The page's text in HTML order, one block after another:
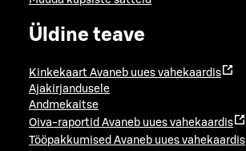
Üldine teave
Kinkekaart Avaneb uues vahekaardis
Ajakirjandusele
Andmekaitse
Oiva-raportid Avaneb uues vahekaardis
Tööpakkumised Avaneb uues vahekaardis